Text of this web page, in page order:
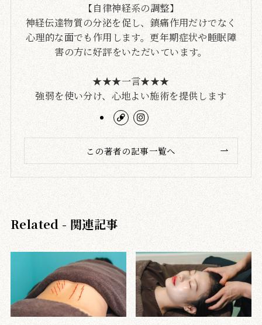
【自律神経系の調整】
神経伝達物質の分泌を促し、鎮痛作用だけでなく
心理的な面でも作用します。更年期症状や睡眠障
害の方に好評をいただいています。
★★★一言★★★
強弱を使い分け、心地よい施術を提供します
この著者の記事一覧へ
Related - 関連記事